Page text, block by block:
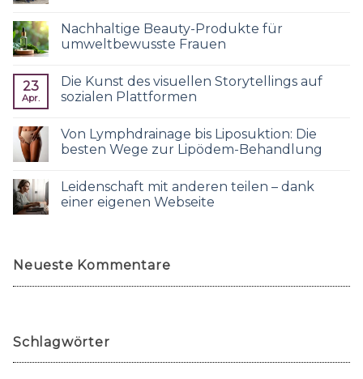
Nachhaltige Beauty-Produkte für
umweltbewusste Frauen
23
Apr.
Die Kunst des visuellen Storytellings auf
sozialen Plattformen
Von Lymphdrainage bis Liposuktion: Die
besten Wege zur Lipödem-Behandlung
Leidenschaft mit anderen teilen – dank
einer eigenen Webseite
Neueste Kommentare
Schlagwörter